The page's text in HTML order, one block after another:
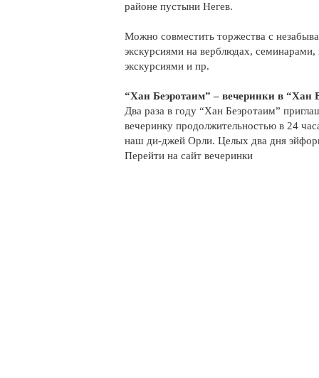
районе пустыни Негев.
Можно совместить торжества с
экскурсиями на верблюдах,
экскурсиями и пр.
“Хан Беэротаим” – вечеринки в “Хан
Два раза в году “Хан Беэротаим”
вечеринку продолжительностью в 24
наш ди-джей Орли. Целых два дня
Перейти на сайт вечеринки